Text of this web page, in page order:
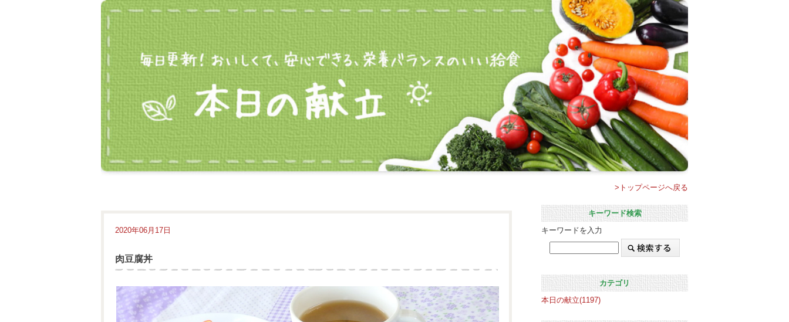
>トップページへ戻る
2020年06月17日
肉豆腐丼
キーワード検索
キーワードを入力
カテゴリ
本日の献立(1197)